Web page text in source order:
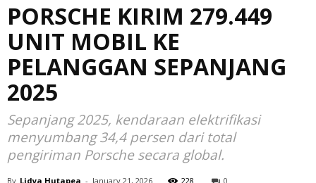
PORSCHE KIRIM 279.449
UNIT MOBIL KE
PELANGGAN SEPANJANG
2025
Sepanjang 2025, kendaraan elektrifikasi
menyumbang 34,4 persen dari total
pengiriman Porsche secara global.
By Lidya Hutapea - January 21, 2026 228 0